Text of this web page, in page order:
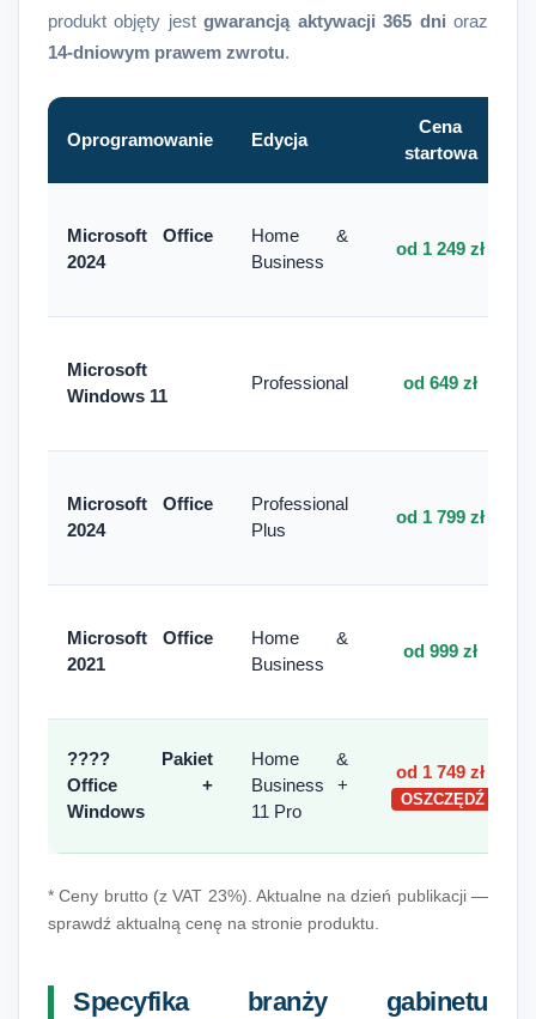
produkt objęty jestgwarancją aktywacji 365 dni oraz
14-dniowym prawem zwrotu.
Oprogramowanie Edycja
Cena
startowa
Microsoft Office
2024
Home &
Business
od 1 249 zł
Microsoft
Windows 11
Professional od 649 zł
Microsoft Office
2024
Professional
Plus
od 1 799 zł
Microsoft Office
2021
Home &
Business
od 999 zł
???? Pakiet
Office +
Windows
Home &
Business +
11 Pro
od 1 749 zł
OSZCZĘDŹ
* Ceny brutto (z VAT 23%). Aktualne na dzień publikacji —
sprawdź aktualną cenę na stronie produktu.
Specyfika branży gabinetu